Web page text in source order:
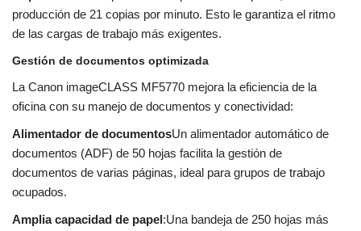
producción de 21 copias por minuto. Esto le garantiza el ritmo
de las cargas de trabajo más exigentes.
Gestión de documentos optimizada
La Canon imageCLASS MF5770 mejora la eficiencia de la
oficina con su manejo de documentos y conectividad:
Alimentador de documentosUn alimentador automático de
documentos (ADF) de 50 hojas facilita la gestión de
documentos de varias páginas, ideal para grupos de trabajo
ocupados.
Amplia capacidad de papel:Una bandeja de 250 hojas más